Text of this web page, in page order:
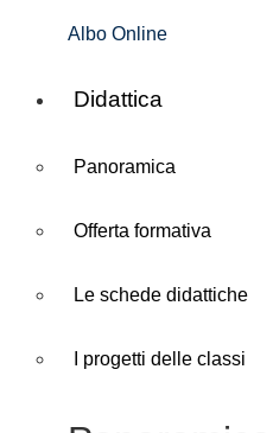
Albo Online
Didattica
Panoramica
Offerta formativa
Le schede didattiche
I progetti delle classi